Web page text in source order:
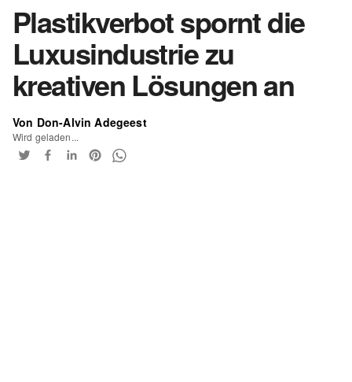
Plastikverbot spornt die
Luxusindustrie zu
kreativen Lösungen an
Von Don-Alvin Adegeest
Wird geladen...